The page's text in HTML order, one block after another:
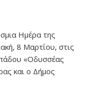
Ημέρα της
8 Μαρτίου, στις
«Οδυσσέας
και ο Δήμος